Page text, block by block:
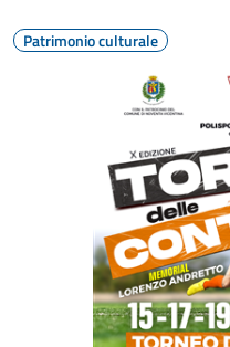
Patrimonio culturale